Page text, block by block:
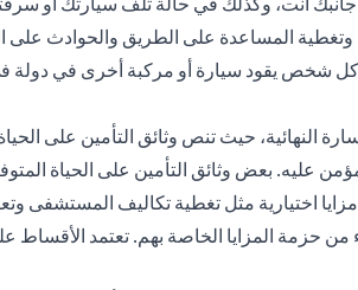
وتغطية المساعدة على الطريق والحوادث على
شخص يقود سيارة أو مركبة أخرى في دولة
النهائية، حيث تنص وثائق التأمين على
عليه. بعض وثائق التأمين على الحياة
اختيارية مثل تغطية تكاليف المستشفى
حزمة المزايا الخاصة بهم. تعتمد الأقساط